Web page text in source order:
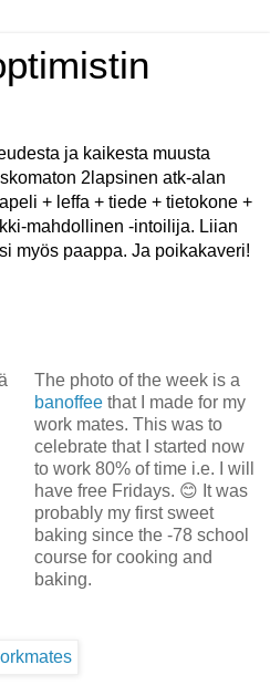
ja kaikesta muusta
2lapsinen atk-alan
+ leffa + tiede + tietokone +
mahdollinen -intoilija. Liian
myös paappa. Ja poikakaveri!
The photo of the week is a
banoffeethat I made for my
work mates. This was to
celebrate that I started now
to work 80% of time i.e. I will
have free Fridays. 😊 It was
probably my first sweet
baking since the -78 school
course for cooking and
baking.